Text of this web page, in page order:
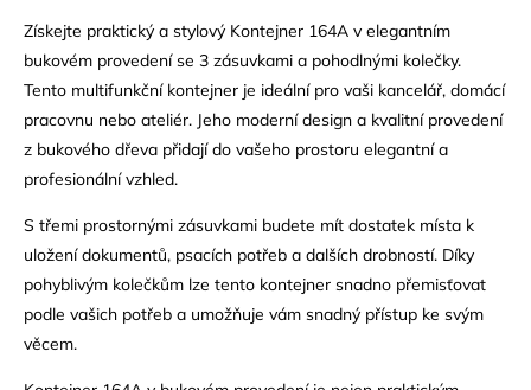
Získejte praktický a stylový Kontejner 164A v elegantním
bukovém provedení se 3 zásuvkami a pohodlnými kolečky.
Tento multifunkční kontejner je ideální pro vaši kancelář, domácí
pracovnu nebo ateliér. Jeho moderní design a kvalitní provedení
z bukového dřeva přidají do vašeho prostoru elegantní a
profesionální vzhled.
S třemi prostornými zásuvkami budete mít dostatek místa k
uložení dokumentů, psacích potřeb a dalších drobností. Díky
pohyblivým kolečkům lze tento kontejner snadno přemisťovat
podle vašich potřeb a umožňuje vám snadný přístup ke svým
věcem.